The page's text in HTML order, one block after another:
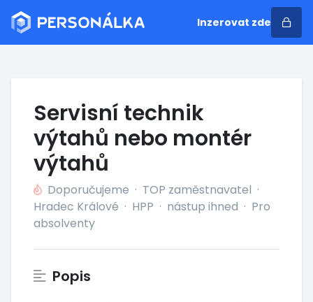
Inzerovat zde
Servisní technik
výtahů nebo montér
výtahů
Doporučujeme · TOP zaměstnavatel ·
Hradec Králové · HPP · nástup ihned · Pro
absolventy
Popis